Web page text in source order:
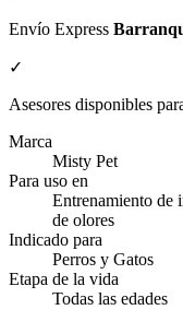
Envío Express
✓
Asesores disponibles
Marca
Misty Pet
Para uso en
Entrenamiento de
de olores
Indicado para
Perros y Gatos
Etapa de la vida
Todas las edades